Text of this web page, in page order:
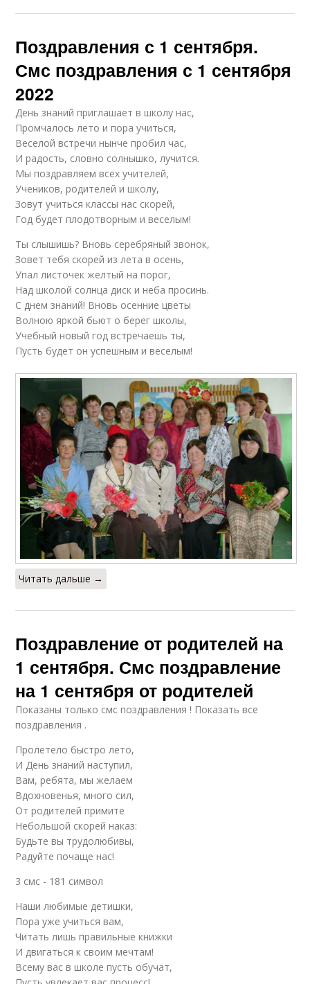
Поздравления с 1 сентября.
Смс поздравления с 1 сентября
2022
День знаний приглашает в школу нас,
Промчалось лето и пора учиться,
Веселой встречи нынче пробил час,
И радость, словно солнышко, лучится.
Мы поздравляем всех учителей,
Учеников, родителей и школу,
Зовут учиться классы нас скорей,
Год будет плодотворным и веселым!
Ты слышишь? Вновь серебряный звонок,
Зовет тебя скорей из лета в осень,
Упал листочек желтый на порог,
Над школой солнца диск и неба просинь.
С днем знаний! Вновь осенние цветы
Волною яркой бьют о берег школы,
Учебный новый год встречаешь ты,
Пусть будет он успешным и веселым!
Читать дальше →
Поздравление от родителей на
1 сентября. Смс поздравление
на 1 сентября от родителей
Показаны только смс поздравления ! Показать все
поздравления .
Пролетело быстро лето,
И День знаний наступил,
Вам, ребята, мы желаем
Вдохновенья, много сил,
От родителей примите
Небольшой скорей наказ:
Будьте вы трудолюбивы,
Радуйте почаще нас!
3 смс - 181 символ
Наши любимые детишки,
Пора уже учиться вам,
Читать лишь правильные книжки
И двигаться к своим мечтам!
Всему вас в школе пусть обучат,